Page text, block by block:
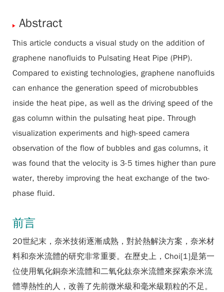
Abstract
This article conducts a visual study on the addition of
graphene nanofluids to Pulsating Heat Pipe (PHP).
Compared to existing technologies, graphene nanofluids
can enhance the generation speed of microbubbles
inside the heat pipe, as well as the driving speed of the
gas column within the pulsating heat pipe. Through
visualization experiments and high-speed camera
observation of the flow of bubbles and gas columns, it
was found that the velocity is 3-5 times higher than pure
water, thereby improving the heat exchange of the two-
phase fluid.
前言
20世紀末，奈米技術逐漸成熟，對於熱解決方案，奈米材
料和奈米流體的研究非常重要。在歷史上，Choi[1]是第一
位使用氧化銅奈米流體和二氧化鈦奈米流體來探索奈米流
體導熱性的人，改善了先前微米級和毫米級顆粒的不足。